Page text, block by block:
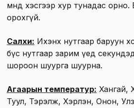
өмнөд хэсгээр хур тунадас
орохгүй.
Салхи: Ихэнх нутгаар баруун
бүс нутгаар зарим үед
шороон шуурга шуурна.
Агаарын температур: Хангай,
Туул, Тэрэлж, Хэрлэн, Онон,